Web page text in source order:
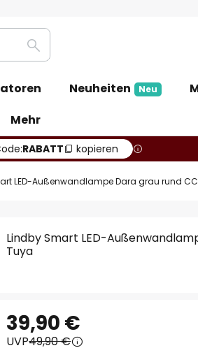
Suche
Neuheiten Neu
Mehr
RABATT kopieren
LED-Außenwandlampe Dara grau rund
Lindby Smart LED-
Tuya
39,90 €
UVP49,90 €